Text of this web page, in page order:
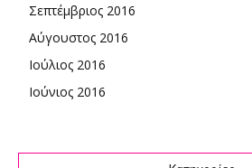
Σεπτέμβριος 2016
Αύγουστος 2016
Ιούλιος 2016
Ιούνιος 2016